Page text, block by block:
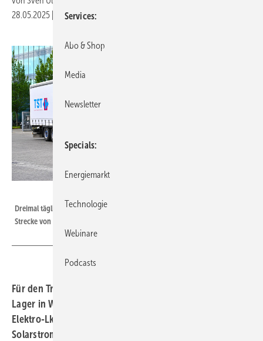
28.05.2025
Druckvorschau
Dreimal täglich bewältigt der neue Elektro-Lkw die 67 Kilometer lange
Strecke von Mainz nach Worms und zurück.
Für den Transport der Frosch-Produkte von Mainz zum
Lager in Worms nutzt der Spediteur TST in Zukunft einen
Elektro-Lkw. Dieser wird hauptsächlich mit eigenem
Solarstrom geladen.
Services
Abo & Shop
Media
Newsletter
Specials
Energiemarkt
Technologie
Webinare
Podcasts